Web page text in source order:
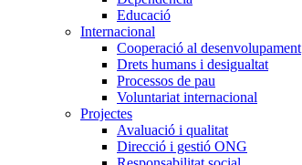
Educació
Internacional
Cooperació al desenvolupament
Drets humans i desigualtat
Processos de pau
Voluntariat internacional
Projectes
Avaluació i qualitat
Direcció i gestió ONG